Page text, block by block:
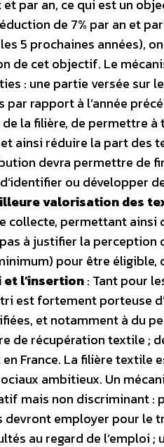
par an, ce qui est un
de 7% par an et
5 prochaines années),
de cet objectif. Le
: une partie versée sur
rapport à l’année
la filière, de permettre
ainsi réduire la part des
devra permettre de
ou développer
valorisation des
collecte, permettant ainsi
à justifier la
pour être éligible,
et l’insertion: Tant pour
est fortement porteuse
et notamment à du
de récupération textile ;
France. La filière textile
ambitieux. Un
mais non discriminant
employer pour le
au regard de l’emploi